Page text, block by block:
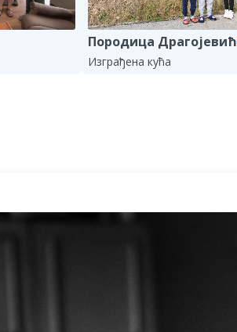
Породица Драгојевић
Изграђена кућа